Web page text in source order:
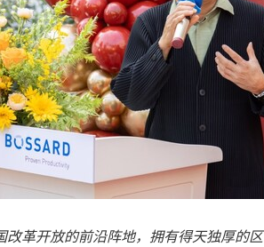
革开放的前沿阵地，拥有得天独厚的